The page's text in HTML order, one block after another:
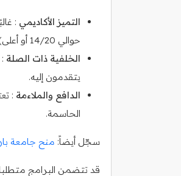
التميز الأكاديمي
حوالي 14/20 أو أعلى).
الخلفية ذات الصلة
يتقدمون إليه.
الدافع والملاءمة :
الحاسمة.
سجّل أيضاً: منح جامعة
قد تتضمن البرامج